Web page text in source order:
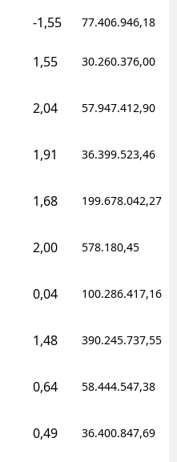
-1,55 77.406.946,18
1,55 30.260.376,00
2,04 57.947.412,90
1,91 36.399.523,46
1,68 199.678.042,27
2,00 578.180,45
0,04 100.286.417,16
1,48 390.245.737,55
0,64 58.444.547,38
0,49 36.400.847,69